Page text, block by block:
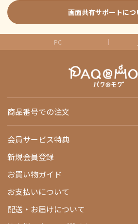
画面共有サポートにつ
PC
商品番号での注文
会員サービス特典
新規会員登録
お買い物ガイド
お支払いについて
配送・お届けについて